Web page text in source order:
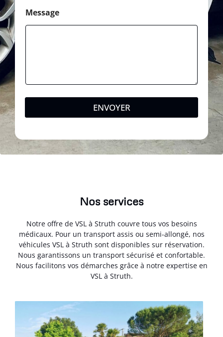
Message
ENVOYER
Nos services
Notre offre de VSL à Struth couvre tous vos besoins
médicaux. Pour un transport assis ou semi-allongé, nos
véhicules VSL à Struth sont disponibles sur réservation.
Nous garantissons un transport sécurisé et confortable.
Nous facilitons vos démarches grâce à notre expertise en
VSL à Struth.